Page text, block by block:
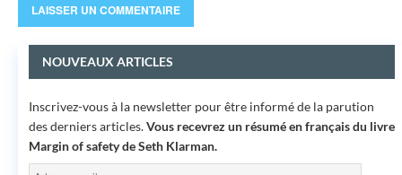
NOUVEAUX ARTICLES
Inscrivez-vous à la newsletter pour être informé de la parution
des derniers articles.Vous recevrez un résumé en français du livre
Margin of safetyde Seth Klarman.